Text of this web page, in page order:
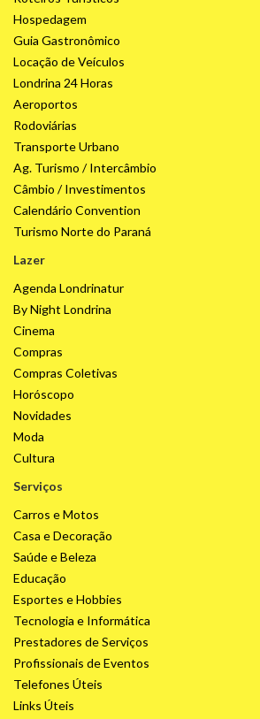
Hospedagem
Guia Gastronômico
Locação de Veículos
Londrina 24 Horas
Aeroportos
Rodoviárias
Transporte Urbano
Ag. Turismo / Intercâmbio
Câmbio / Investimentos
Calendário Convention
Turismo Norte do Paraná
Lazer
Agenda Londrinatur
By Night Londrina
Cinema
Compras
Compras Coletivas
Horóscopo
Novidades
Moda
Cultura
Serviços
Carros e Motos
Casa e Decoração
Saúde e Beleza
Educação
Esportes e Hobbies
Tecnologia e Informática
Prestadores de Serviços
Profissionais de Eventos
Telefones Úteis
Links Úteis